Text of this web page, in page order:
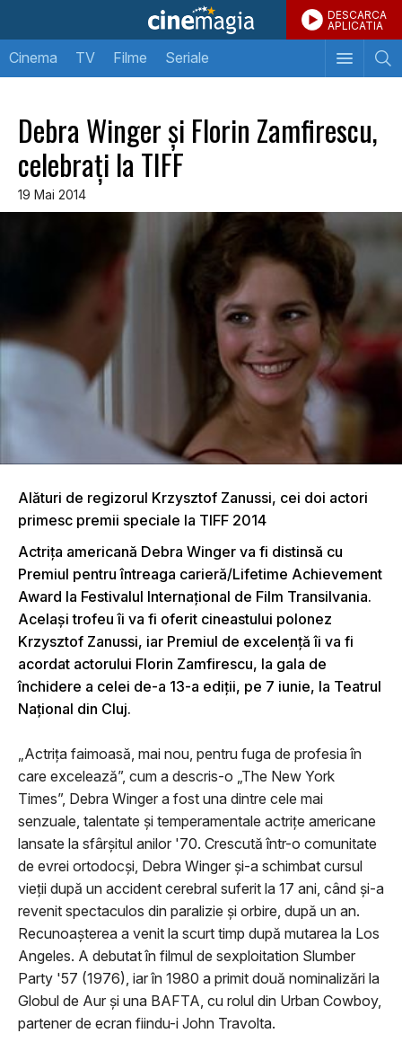
DESCARCA
APLICATIA
Cinema TV Filme Seriale
Debra Winger şi Florin Zamfirescu,
celebraţi la TIFF
19 Mai 2014
Alături de regizorul Krzysztof Zanussi, cei doi actori
primesc premii speciale la TIFF 2014
Actriţa americană Debra Winger va fi distinsă cu
Premiul pentru întreaga carieră/Lifetime Achievement
Award la Festivalul Internaţional de Film Transilvania.
Acelaşi trofeu îi va fi oferit cineastului polonez
Krzysztof Zanussi, iar Premiul de excelenţă îi va fi
acordat actorului Florin Zamfirescu, la gala de
închidere a celei de-a 13-a ediţii, pe 7 iunie, la Teatrul
Naţional din Cluj.
„Actriţa faimoasă, mai nou, pentru fuga de profesia în
care excelează”, cum a descris-o „The New York
Times”, Debra Winger a fost una dintre cele mai
senzuale, talentate şi temperamentale actriţe americane
lansate la sfârşitul anilor '70. Crescută într-o comunitate
de evrei ortodocşi, Debra Winger şi-a schimbat cursul
vieţii după un accident cerebral suferit la 17 ani, când şi-a
revenit spectaculos din paralizie şi orbire, după un an.
Recunoaşterea a venit la scurt timp după mutarea la Los
Angeles. A debutat în filmul de sexploitation Slumber
Party '57 (1976), iar în 1980 a primit două nominalizări la
Globul de Aur şi una BAFTA, cu rolul din Urban Cowboy,
partener de ecran fiindu-i John Travolta.